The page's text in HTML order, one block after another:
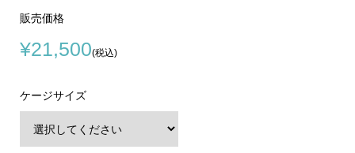
販売価格
¥21,500(税込)
ケージサイズ